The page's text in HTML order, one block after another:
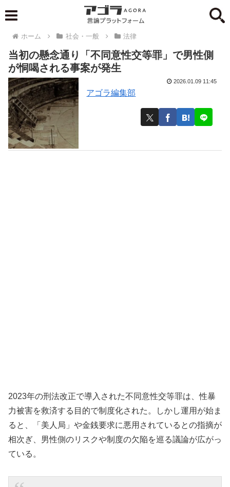
ホーム 社会・一般 法律
当初の懸念通り「不同意性交等罪」で男性側
が恫喝される事案が発生
アゴラ編集部
2026.01.09 11:45
2023年の刑法改正で導入された不同意性交等罪は、性暴
力被害を救済する目的で制度化された。しかし運用が始ま
ると、「美人局」や金銭要求に悪用されているとの指摘が
相次ぎ、男性側のリスクや制度の欠陥を巡る議論が広がっ
ている。